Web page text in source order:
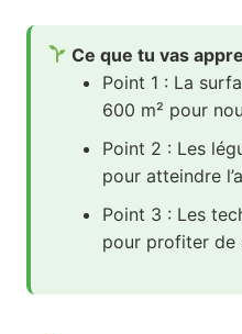
Ce que tu vas
Point 1 : La
600 m² pour
Point 2 : Les
pour atteindre
Point 3 : Les
pour profiter de